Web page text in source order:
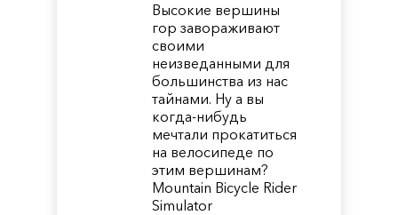
Высокие вершины
гор завораживают
своими
неизведанными для
большинства из нас
тайнами. Ну а вы
когда-нибудь
мечтали прокатиться
на велосипеде по
этим вершинам?
Mountain Bicycle Rider
Simulator